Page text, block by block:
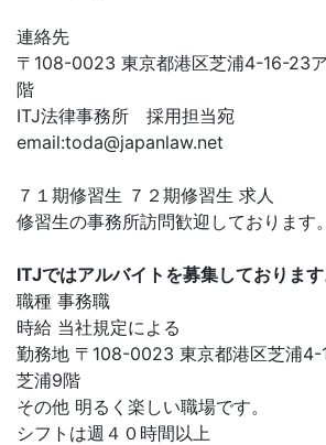
連絡先
〒108-0023 東京都港区芝浦4-16-23
階
ITJ法律事務所 採用担当宛
email:toda@japanlaw.net
７１期修習生 ７２期修習生 求人
修習生の事務所訪問歓迎しております。
ITJではアルバイトを募集しております
職種 事務職
時給 当社規定による
勤務地 〒108-0023 東京都港区芝浦4-
芝浦9階
その他 明るく楽しい職場です。
シフトは週４０時間以上